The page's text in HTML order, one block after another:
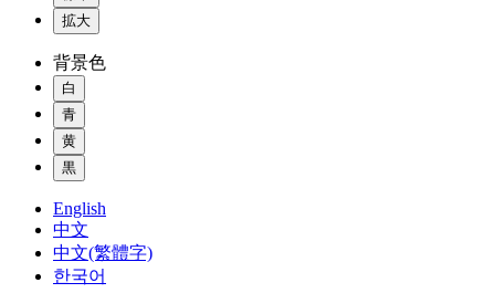
拡大
背景色
白
青
黄
黒
English
中文
中文(繁體字)
한국어